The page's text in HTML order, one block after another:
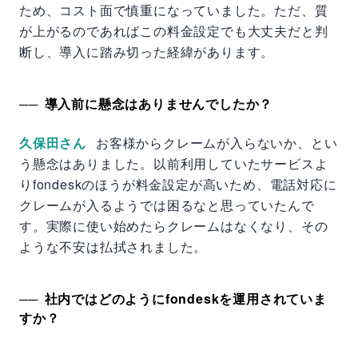
ため、コスト面で慎重になっていました。ただ、質
が上がるのであればこの料金設定でも大丈夫だと判
断し、導入に踏み切った経緯があります。
導入前に懸念はありませんでしたか？
久保田さん
お客様からクレームが入らないか、とい
う懸念はありました。以前利用していたサービスよ
りfondeskのほうが料金設定が高いため、電話対応に
クレームが入るようでは困るなと思っていたんで
す。実際に使い始めたらクレームはなくなり、その
ような不安は払拭されました。
社内ではどのようにfondeskを運用されていま
すか？